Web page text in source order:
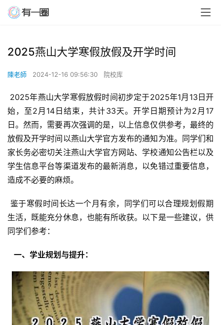
2025燕山大学寒假放假及开学时间
陳老師 2024-12-16 09:56:30 院校库
始，至2月14日结束，共计33天。开学日期预计为2月17
日。然而，需要再次强调的是，以上信息仅供参考，最终的
放假及开学时间以燕山大学官方发布的通知为准。同学们和
家长务必密切关注燕山大学官方网站、学校通知公告栏以及
学生信息平台等渠道发布的最新消息，以免错过重要信息，
造成不必要的麻烦。
生活，既能充分休息，也能有所收获。以下是一些建议，供
同学们参考：
  一、学业规划与提升：